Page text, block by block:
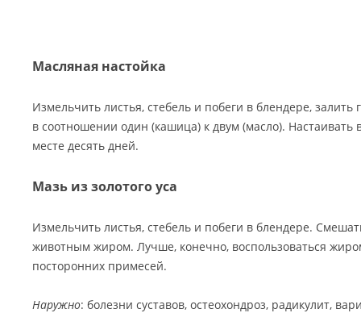
Масляная настойка
Измельчить листья, стебель и побеги в блендере,
в соотношении один (кашица) к двум (масло).
месте десять дней.
Мазь из золотого уса
Измельчить листья, стебель и побеги в блендере.
животным жиром. Лучше, конечно, воспользоваться
посторонних примесей.
Наружно: болезни суставов, остеохондроз, радикулит,